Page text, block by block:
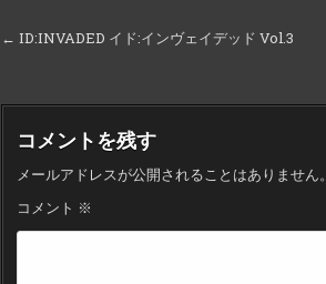
投
ナ
ビ
ゲ
ー
シ
← ID:INVADED イド:インヴェイデッド Vol.3
コメントを残す
メールアドレスが公開されることはありません。
コメント ※